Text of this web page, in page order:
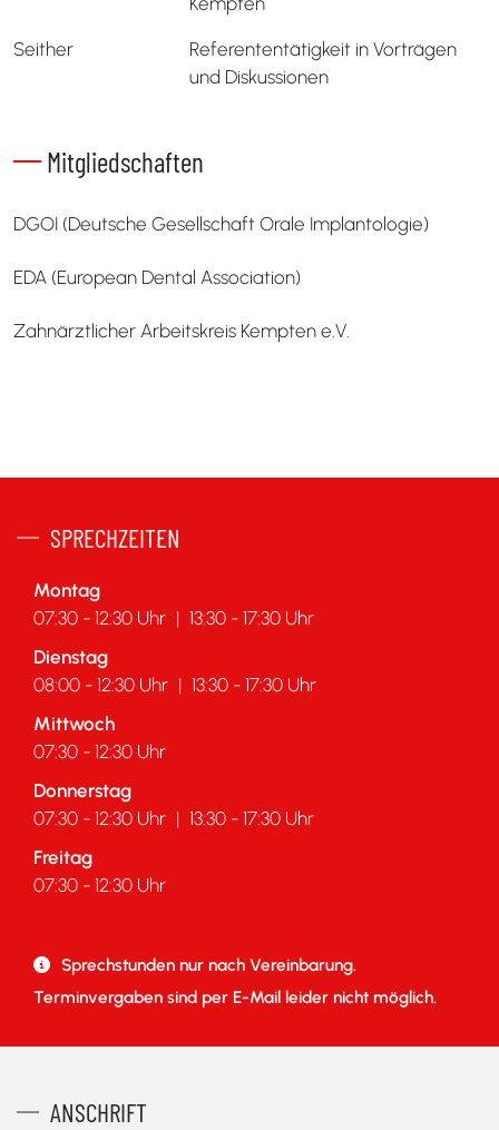
Seither
Referententätigkeit in Vorträgen
und Diskussionen
Mitgliedschaften
DGOI (Deutsche Gesellschaft Orale Implantologie)
EDA (European Dental Association)
Zahnärztlicher Arbeitskreis Kempten e.V.
SPRECHZEITEN
Montag
07:30 - 12:30 Uhr | 13:30 - 17:30 Uhr
Dienstag
08:00 - 12:30 Uhr | 13:30 - 17:30 Uhr
Mittwoch
07:30 - 12:30 Uhr
Donnerstag
07:30 - 12:30 Uhr | 13:30 - 17:30 Uhr
Freitag
07:30 - 12:30 Uhr
Sprechstunden nur nach Vereinbarung.
Terminvergaben sind per E-Mail leider nicht möglich.
ANSCHRIFT